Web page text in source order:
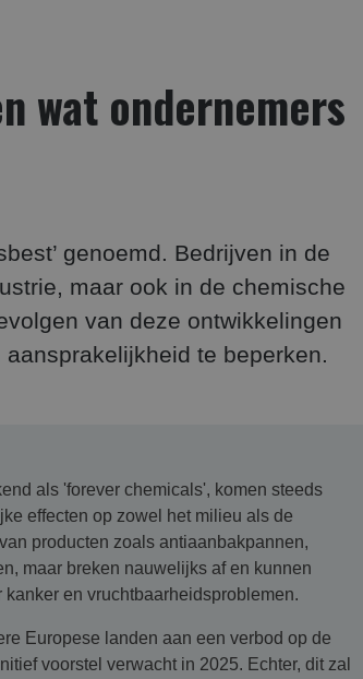
wat ondernemers
genoemd. Bedrijven in de
maar ook in de chemische
van deze ontwikkelingen
te beperken.
als 'forever chemicals', komen steeds
effecten op zowel het milieu als de
producten zoals antiaanbakpannen,
maar breken nauwelijks af en kunnen
en vruchtbaarheidsproblemen.
Europese landen aan een verbod op de
voorstel verwacht in 2025. Echter, dit zal